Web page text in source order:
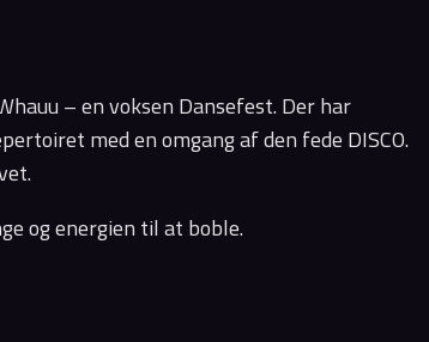
– en voksen Dansefest. Der har
med en omgang af den fede DISCO.
og energien til at boble.